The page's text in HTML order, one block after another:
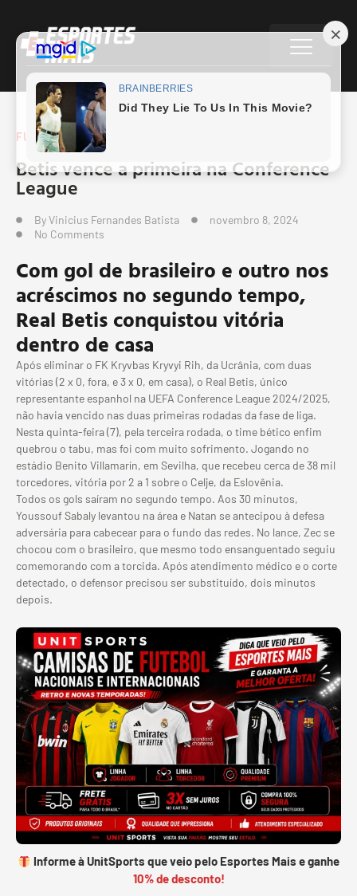
FUTEBOL FUTEBOL EUROPEU
Betis vence a primeira na Conference
League
ByVinicius Fernandes Batista
novembro 8, 2024
No Comments
Com gol de brasileiro e outro nos
acréscimos no segundo tempo,
Real Betis conquistou vitória
dentro de casa
Após eliminar o FK Kryvbas Kryvyi Rih, da Ucrânia, com duas
vitórias (2 x 0, fora, e 3 x 0, em casa), o Real Betis, único
representante espanhol na UEFA Conference League 2024/2025,
não havia vencido nas duas primeiras rodadas da fase de liga.
Nesta quinta-feira (7), pela terceira rodada, o time bético enfim
quebrou o tabu, mas foi com muito sofrimento. Jogando no
estádio Benito Villamarín, em Sevilha, que recebeu cerca de 38 mil
torcedores, vitória por 2 a 1 sobre o Celje, da Eslovênia.
Todos os gols saíram no segundo tempo. Aos 30 minutos,
Youssouf Sabaly levantou na área e Natan se antecipou à defesa
adversária para cabecear para o fundo das redes. No lance, Zec se
chocou com o brasileiro, que mesmo todo ensanguentado seguiu
comemorando com a torcida. Após atendimento médico e o corte
detectado, o defensor precisou ser substituído, dois minutos
depois.
Informe à UnitSports que veio pelo Esportes Mais e ganhe
10% de desconto!